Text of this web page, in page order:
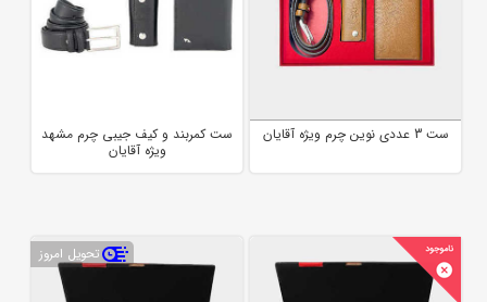
ست 3 عددی نوین چرم ویژه آقایان ست کمربند و کیف جیبی چرم مشهد
ویژه آقایان
تحویل امروز